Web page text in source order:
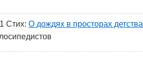
Стих: О дождях в просторах детства